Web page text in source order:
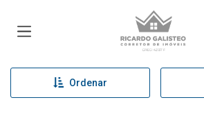
Página inicial
Ordenar